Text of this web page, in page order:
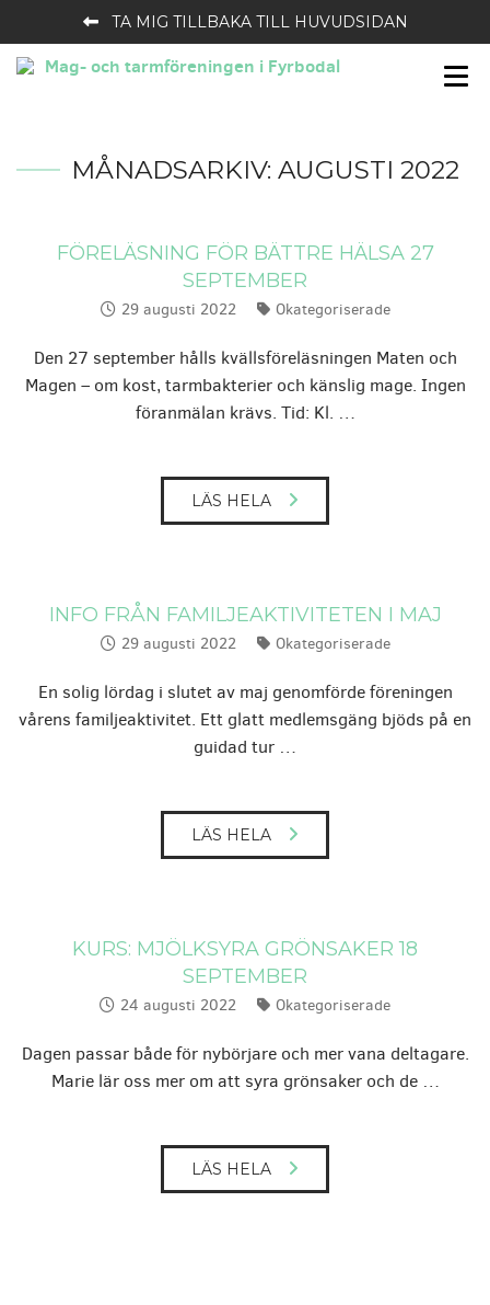
TA MIG TILLBAKA TILL HUVUDSIDAN
MÅNADSARKIV: AUGUSTI 2022
FÖRELÄSNING FÖR BÄTTRE HÄLSA 27
SEPTEMBER
Publicerat:
29 augusti 2022 Kategorier:
Okategoriserade
Den 27 september hålls kvällsföreläsningen Maten och
Magen – om kost, tarmbakterier och känslig mage. Ingen
föranmälan krävs. Tid: Kl. …
LÄS HELA
INFO FRÅN FAMILJEAKTIVITETEN I MAJ
Publicerat:
29 augusti 2022 Kategorier:
Okategoriserade
En solig lördag i slutet av maj genomförde föreningen
vårens familjeaktivitet. Ett glatt medlemsgäng bjöds på en
guidad tur …
LÄS HELA
KURS: MJÖLKSYRA GRÖNSAKER 18
SEPTEMBER
Publicerat:
24 augusti 2022 Kategorier:
Okategoriserade
Dagen passar både för nybörjare och mer vana deltagare.
Marie lär oss mer om att syra grönsaker och de …
LÄS HELA